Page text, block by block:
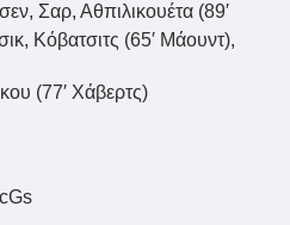
Σαρ, Αθπιλικουέτα (89′
Κόβατσιτς (65′ Μάουντ),
(77′ Χάβερτς)